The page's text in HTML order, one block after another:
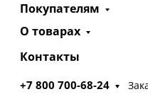
Покупателям
О товарах
Контакты
+7 800 700-68-24